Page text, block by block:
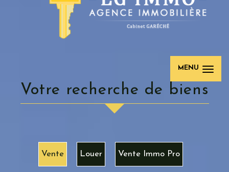
MENU
votre recherche de biens
Vente Louer Vente Immo Pro